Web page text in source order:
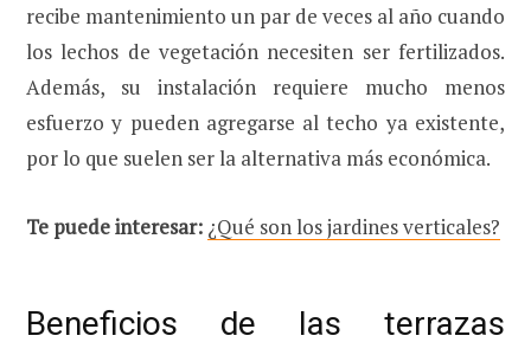
recibe mantenimiento un par de veces al año cuando
los lechos de vegetación necesiten ser fertilizados.
Además, su instalación requiere mucho menos
esfuerzo y pueden agregarse al techo ya existente,
por lo que suelen ser la alternativa más económica.
Te puede interesar: ¿Qué son los jardines verticales?
Beneficios de las terrazas